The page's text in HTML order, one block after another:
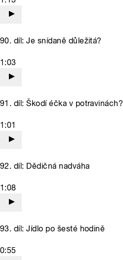
90. díl: Je snídaně důležitá?
1:03
91. díl: Škodí éčka v potravinách?
1:01
92. díl: Dědičná nadváha
1:08
93. díl: Jídlo po šesté hodině
0:55